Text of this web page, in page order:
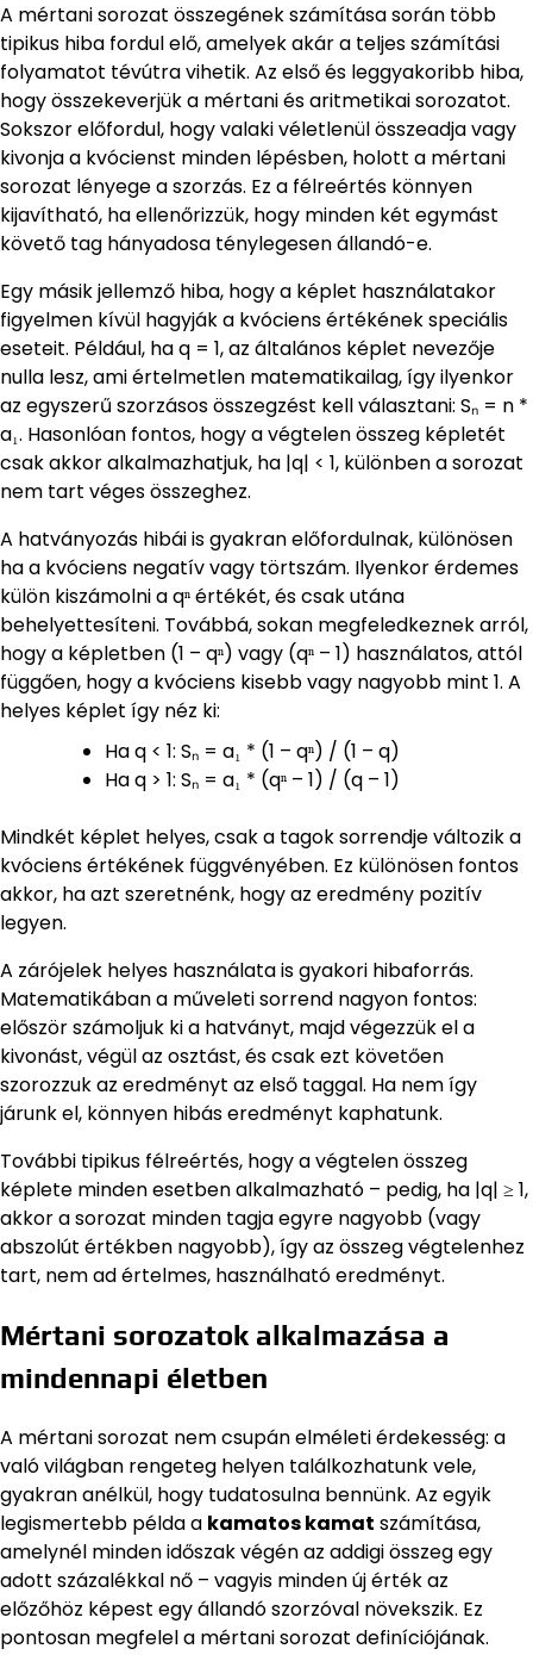
A mértani sorozat összegének számítása során több
tipikus hiba fordul elő, amelyek akár a teljes számítási
folyamatot tévútra vihetik. Az első és leggyakoribb hiba,
hogy összekeverjük a mértani és aritmetikai sorozatot.
Sokszor előfordul, hogy valaki véletlenül összeadja vagy
kivonja a kvócienst minden lépésben, holott a mértani
sorozat lényege a szorzás. Ez a félreértés könnyen
kijavítható, ha ellenőrizzük, hogy minden két egymást
követő tag hányadosa ténylegesen állandó-e.
Egy másik jellemző hiba, hogy a képlet használatakor
figyelmen kívül hagyják a kvóciens értékének speciális
eseteit. Például, ha q = 1, az általános képlet nevezője
nulla lesz, ami értelmetlen matematikailag, így ilyenkor
az egyszerű szorzásos összegzést kell választani: Sₙ = n *
a₁. Hasonlóan fontos, hogy a végtelen összeg képletét
csak akkor alkalmazhatjuk, ha |q| < 1, különben a sorozat
nem tart véges összeghez.
A hatványozás hibái is gyakran előfordulnak, különösen
ha a kvóciens negatív vagy törtszám. Ilyenkor érdemes
külön kiszámolni a qⁿ értékét, és csak utána
behelyettesíteni. Továbbá, sokan megfeledkeznek arról,
hogy a képletben (1 – qⁿ) vagy (qⁿ – 1) használatos, attól
függően, hogy a kvóciens kisebb vagy nagyobb mint 1. A
helyes képlet így néz ki:
Ha q < 1: Sₙ = a₁ * (1 – qⁿ) / (1 – q)
Ha q > 1: Sₙ = a₁ * (qⁿ – 1) / (q – 1)
Mindkét képlet helyes, csak a tagok sorrendje változik a
kvóciens értékének függvényében. Ez különösen fontos
akkor, ha azt szeretnénk, hogy az eredmény pozitív
legyen.
A zárójelek helyes használata is gyakori hibaforrás.
Matematikában a műveleti sorrend nagyon fontos:
először számoljuk ki a hatványt, majd végezzük el a
kivonást, végül az osztást, és csak ezt követően
szorozzuk az eredményt az első taggal. Ha nem így
járunk el, könnyen hibás eredményt kaphatunk.
További tipikus félreértés, hogy a végtelen összeg
képlete minden esetben alkalmazható – pedig, ha |q| ≥ 1,
akkor a sorozat minden tagja egyre nagyobb (vagy
abszolút értékben nagyobb), így az összeg végtelenhez
tart, nem ad értelmes, használható eredményt.
Mértani sorozatok alkalmazása a
mindennapi életben
A mértani sorozat nem csupán elméleti érdekesség: a
való világban rengeteg helyen találkozhatunk vele,
gyakran anélkül, hogy tudatosulna bennünk. Az egyik
legismertebb példa a kamatos kamat számítása,
amelynél minden időszak végén az addigi összeg egy
adott százalékkal nő – vagyis minden új érték az
előzőhöz képest egy állandó szorzóval növekszik. Ez
pontosan megfelel a mértani sorozat definíciójának.